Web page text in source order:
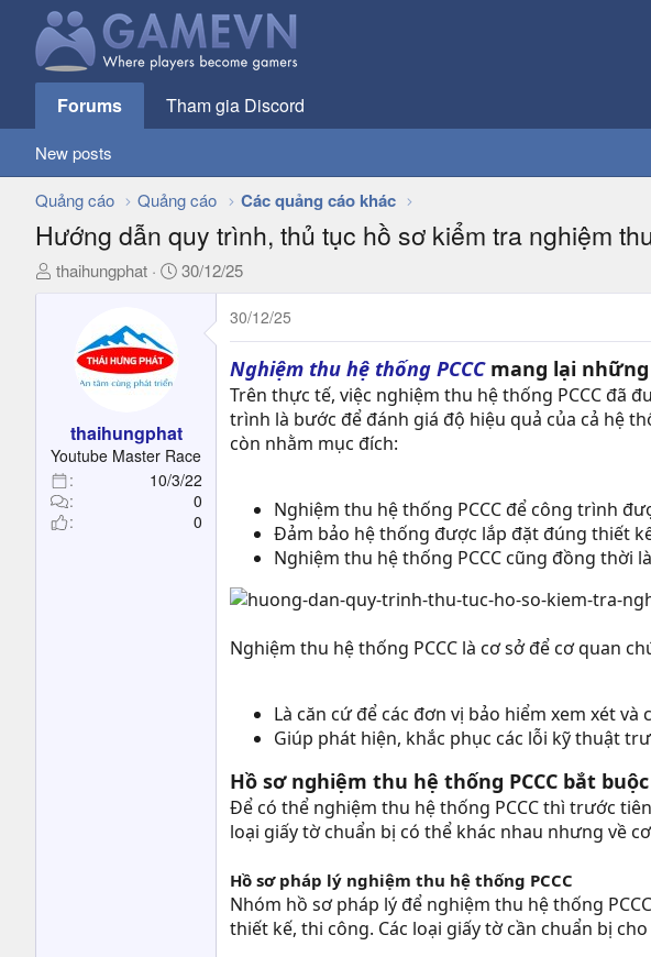
Forums Tham gia Discord
New posts
Quảng cáo Quảng cáo Các quảng cáo khác
Hướng dẫn quy trình, thủ tục hồ sơ kiểm tra nghiệm
T
a
r
t
e
thaihungphat
N
30/12/25
thaihungphat
Youtube Master Race
10/3/22
0
0
30/12/25
Nghiệm thu hệ thống PCCCmang lại những
Trên thực tế, việc nghiệm thu hệ thống PCCC đã
trình là bước để đánh giá độ hiệu quả của cả hệ
còn nhằm mục đích:
Nghiệm thu hệ thống PCCC để công trình
Đảm bảo hệ thống được lắp đặt đúng thiết
Nghiệm thu hệ thống PCCC cũng đồng thời
Nghiệm thu hệ thống PCCC là cơ sở để cơ quan
Là căn cứ để các đơn vị bảo hiểm xem xét
Giúp phát hiện, khắc phục các lỗi kỹ thuật
Hồ sơ nghiệm thu hệ thống PCCC bắt
Để có thể nghiệm thu hệ thống PCCC thì trước
loại giấy tờ chuẩn bị có thể khác nhau nhưng về
Hồ sơ pháp lý nghiệm thu hệ thống PCCC
Nhóm hồ sơ pháp lý để nghiệm thu hệ thống
thiết kế, thi công. Các loại giấy tờ cần chuẩn bị